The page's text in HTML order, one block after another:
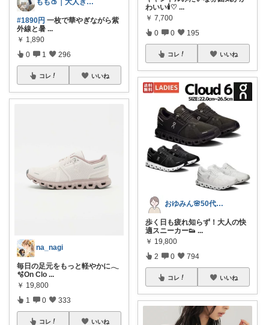
もも🍑｜大人きれいめファッション
#1890円 一枚で華やぎながら紫
外線と暑 ...
￥ 1,890
0 1 296
コレ いいね
na_nagi
毎日の足元をもっと軽やかに𓂃
🫧On Clo ...
￥ 19,800
1 0 333
コレ いいね
わいい🕯️♡ ...
￥ 7,700
0 0 195
コレ いいね
おゆみん🌸50代からの快適暮らし
歩く日も疲れ知らず！大人の快
適スニーカー👟 ...
￥ 19,800
2 0 794
コレ いいね